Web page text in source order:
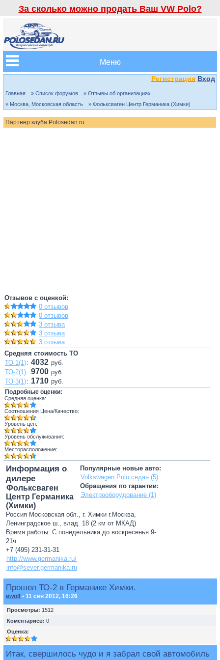
За сколько можно продать Ваш VW Polo?
Меню
Регистрация Вход
Главная » Список форумов
» Отзывы об организациях
» Москва, Московская область
» Фольксваген Центр Германика (Химки)
Партнер клуба Polosedan.ru
Отзывов с оценкой:
0 отзывов
0 отзывов
3 отзыва
3 отзыва
3 отзыва
Средняя стоимость ТО
ТО-1(1): 4032 руб.
ТО-2(1): 9700 руб.
ТО-3(1): 1710 руб.
Подробные оценки:
Средняя оценка:
Соотношения Цена/Качество:
Уровень цен:
Уровень обслуживания:
Месторасположение:
Популярные новые авто:
Volkswagen Polo седан (5)
Обращения по гарантии:
Электрооборудование (1)
Информация о
дилере
Фольксваген
Центр Германика
(Химки)
Россия Московская обл., г. Химки г.Москва,
Ленинградское ш., влад. 18 (2 км от МКАД)
Время работы: С понедельника до воскресенья 9-
21ч
+7 (495) 231-31-31
http://www.germanika.ru/
info@sever.germanika.ru
Прошел ТО-2 в Германике Химки.
ewolf • 11 сен 2012, 16:26
Просмотры: 1512
Коментариев: 0
Оценка:
Итак, свершилось чудо и я забрал свой автомобиль